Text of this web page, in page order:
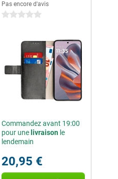
Pas encore d'avis
0 étoiles
Commandez avant 19:00
pour une livraisonle
lendemain
20,95 €